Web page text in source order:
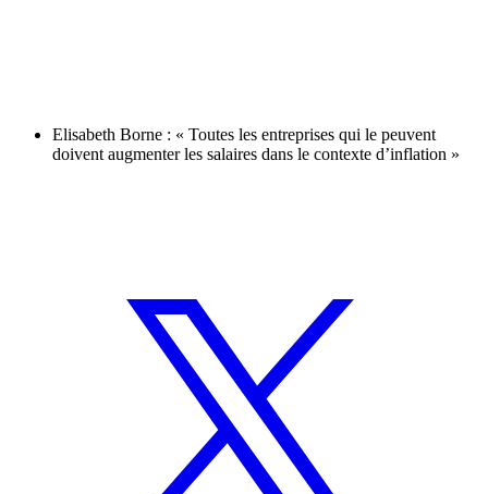
Elisabeth Borne : « Toutes les entreprises qui le peuvent
doivent augmenter les salaires dans le contexte d’inflation »